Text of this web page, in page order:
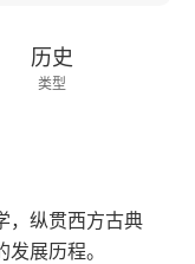
历史
类型
06-01
发行日期
，纵贯西方古典
展历程。